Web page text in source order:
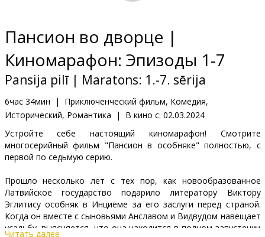
Клуб
Пансион во дворце |
Киномарафон: Эпизоды 1-7
Pansija pilī | Maratons: 1.-7. sērija
6час 34мин |
Приключенческий фильм, Комедия,
Исторический, Романтика
| В кино с: 02.03.2024
Устройте себе настоящий киномарафон! Смотрите
многосерийный фильм "Пансион в особняке" полностью, с
первой по седьмую серию.
Прошло несколько лет с тех пор, как новообразованное
Латвийское государство подарило литератору Виктору
Эглитису особняк в Инциеме за его заслуги перед страной.
Когда он вместе с сыновьями Анславом и Видвудом навещает
усадьбу, выясняется, что она находится в полном запустении
Читать далее